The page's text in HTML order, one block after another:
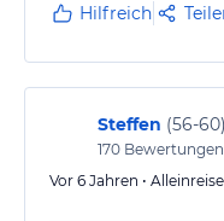
Hilfreich
Steffen (56-60)
170 Bewertungen
Vor 6 Jahren •